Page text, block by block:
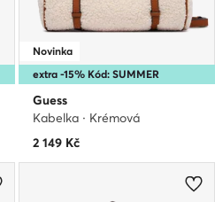
extra -15% Kód: SUMMER
Novinka
Guess
Kabelka · Krémová
2 149 Kč